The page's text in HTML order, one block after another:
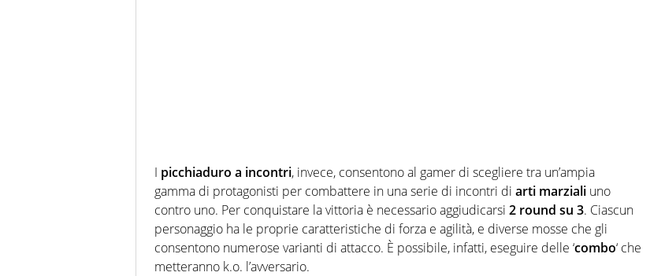
I picchiaduro a incontri, invece, consentono al gamer di scegliere tra un’ampia
gamma di protagonisti per combattere in una serie di incontri di arti marziali uno
contro uno. Per conquistare la vittoria è necessario aggiudicarsi 2 round su 3. Ciascun
personaggio ha le proprie caratteristiche di forza e agilità, e diverse mosse che gli
consentono numerose varianti di attacco. È possibile, infatti, eseguire delle ‘combo‘ che
metteranno k.o. l’avversario.